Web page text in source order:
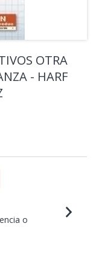
OTRA
- HARF
o